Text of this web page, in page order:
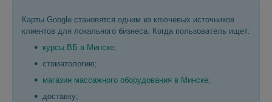
Карты Google становятся одним из ключевых источников
клиентов для локального бизнеса. Когда пользователь ищет:
курсы ВБ в Минске;
стоматологию;
магазин массажного оборудования в Минске;
доставку;